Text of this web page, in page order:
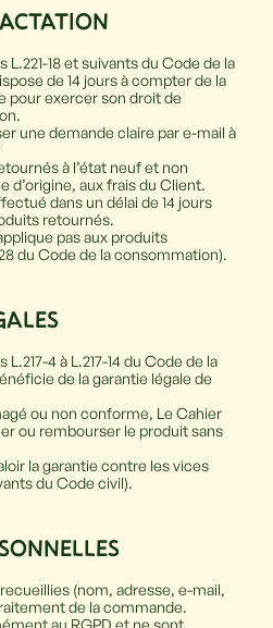
18 et suivants du Code de la
de 14 jours à compter de la
pour exercer son droit de
une demande claire par e-mail à
à l’état neuf et non
d’origine, aux frais du Client.
dans un délai de 14 jours
retournés.
pas aux produits
du Code de la consommation).
4 à L.217-14 du Code de la
de la garantie légale de
ou non conforme, Le Cahier
ou rembourser le produit sans
la garantie contre les vices
du Code civil).
(nom, adresse, e-mail,
de la commande.
au RGPD et ne sont